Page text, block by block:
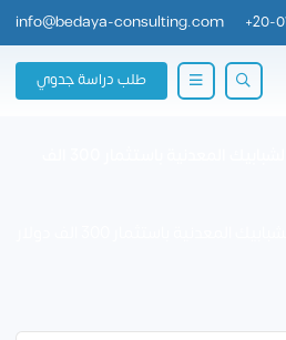
20-
+
info@bedaya-consulting.com
طلب دراسة جدوي